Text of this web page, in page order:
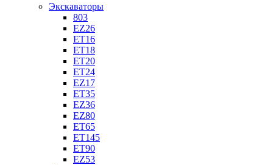
Экскаваторы
803
EZ26
ET16
ET18
ET20
ET24
EZ17
ET35
EZ36
EZ80
ET65
ET145
ET90
EZ53